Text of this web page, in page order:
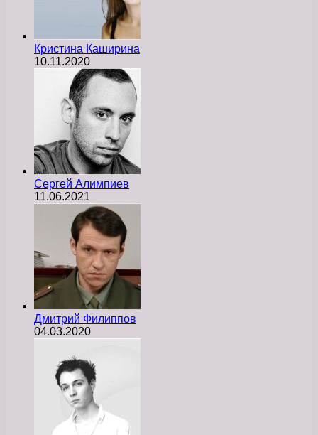
Кристина Каширина
10.11.2020
Сергей Алимпиев
11.06.2021
Дмитрий Филиппов
04.03.2020